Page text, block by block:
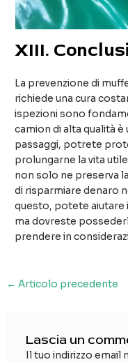
XIII.
La prevenzione di
richiede una cura
ispezioni sono
camion di alta qualità
passaggi, potrete
prolungarne la vita
non solo ne preserva
di risparmiare denaro
questo, potete aiutare
ma dovreste
prendere in
Navigazione
← Articolo precedente
Lascia un
Il tuo indirizzo email